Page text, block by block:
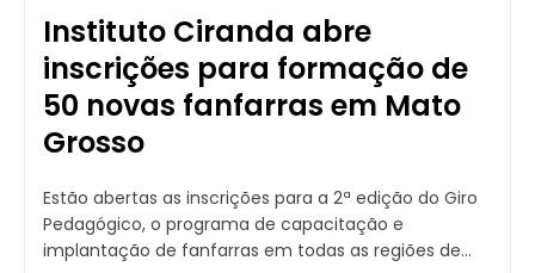
Instituto Ciranda abre
inscrições para formação de
50 novas fanfarras em Mato
Grosso
Estão abertas as inscrições para a 2ª edição do Giro
Pedagógico, o programa de capacitação e
implantação de fanfarras em todas as regiões de...